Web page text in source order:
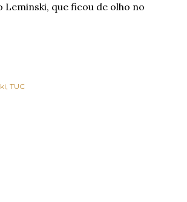
que ficou de olho no
TUC